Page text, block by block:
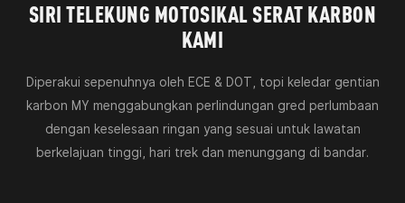
SIRI TELEKUNG MOTOSIKAL SERAT KARBON
KAMI
Diperakui sepenuhnya oleh ECE & DOT, topi keledar gentian
karbon MY menggabungkan perlindungan gred perlumbaan
dengan keselesaan ringan yang sesuai untuk lawatan
berkelajuan tinggi, hari trek dan menunggang di bandar.